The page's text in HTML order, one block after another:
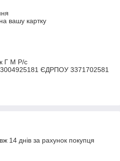
вашу картку
Г М Р/c
ЄДРПОУ 3371702581
14 днів за рахунок покупця